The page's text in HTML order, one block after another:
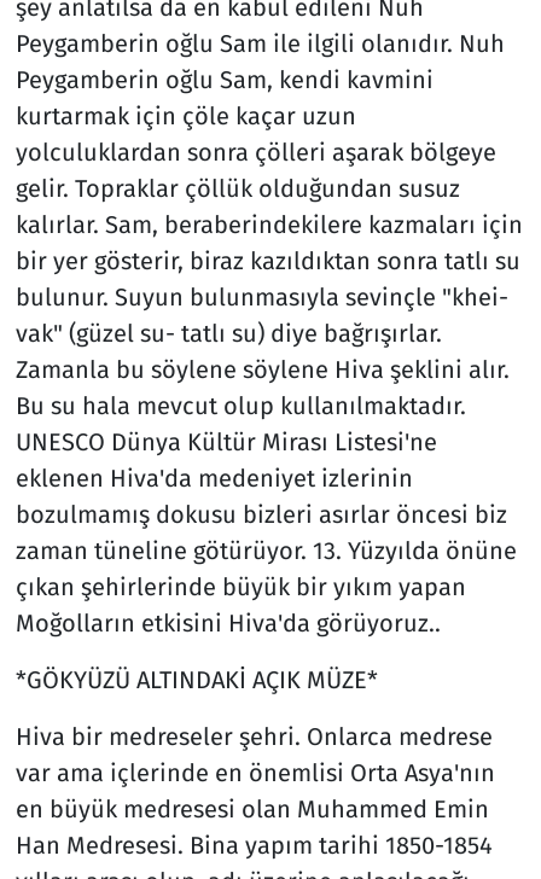
şey anlatılsa da en kabul edileni Nuh
Peygamberin oğlu Sam ile ilgili olanıdır. Nuh
Peygamberin oğlu Sam, kendi kavmini
kurtarmak için çöle kaçar uzun
yolculuklardan sonra çölleri aşarak bölgeye
gelir. Topraklar çöllük olduğundan susuz
kalırlar. Sam, beraberindekilere kazmaları için
bir yer gösterir, biraz kazıldıktan sonra tatlı su
bulunur. Suyun bulunmasıyla sevinçle "khei-
vak" (güzel su- tatlı su) diye bağrışırlar.
Zamanla bu söylene söylene Hiva şeklini alır.
Bu su hala mevcut olup kullanılmaktadır.
UNESCO Dünya Kültür Mirası Listesi'ne
eklenen Hiva'da medeniyet izlerinin
bozulmamış dokusu bizleri asırlar öncesi biz
zaman tüneline götürüyor. 13. Yüzyılda önüne
çıkan şehirlerinde büyük bir yıkım yapan
Moğolların etkisini Hiva'da görüyoruz..
*GÖKYÜZÜ ALTINDAKİ AÇIK MÜZE*
Hiva bir medreseler şehri. Onlarca medrese
var ama içlerinde en önemlisi Orta Asya'nın
en büyük medresesi olan Muhammed Emin
Han Medresesi. Bina yapım tarihi 1850-1854